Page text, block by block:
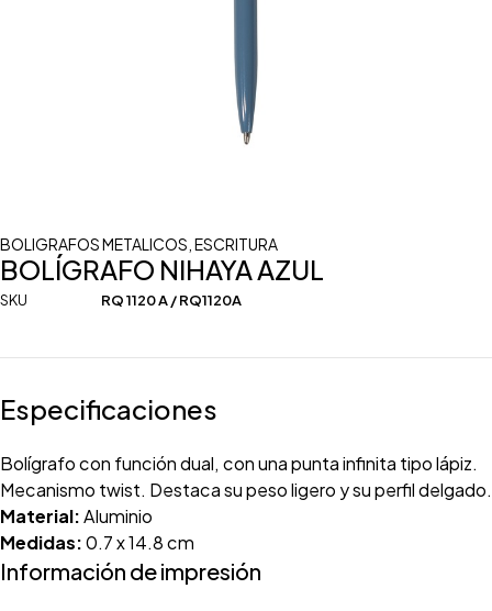
BOLIGRAFOS METALICOS ESCRITURA
BOLÍGRAFO NIHAYA AZUL
SKU RQ 1120 A / RQ1120A
Especificaciones
Bolígrafo con función dual, con una punta infinita tipo lápiz.
Mecanismo twist. Destaca su peso ligero y su perfil delgado.
Material:Aluminio
Medidas:0.7 x 14.8 cm
Información de impresión